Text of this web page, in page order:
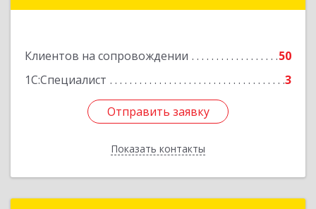
Клиентов на сопровождении
50
1С:Специалист
3
Отправить заявку
Показать контакты
Отправить заявку
Назад